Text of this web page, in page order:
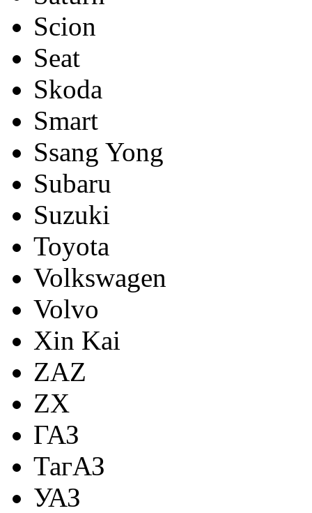
Scion
Seat
Skoda
Smart
Ssang Yong
Subaru
Suzuki
Toyota
Volkswagen
Volvo
Xin Kai
ZAZ
ZX
ГАЗ
ТагАЗ
УАЗ